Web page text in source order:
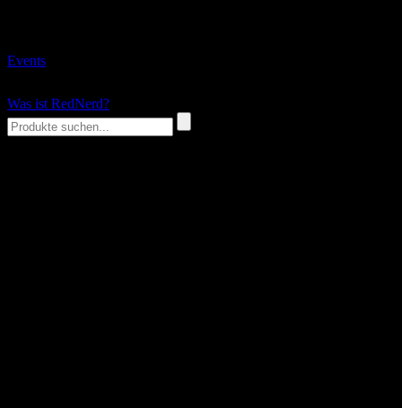
Events
Was ist RedNerd?